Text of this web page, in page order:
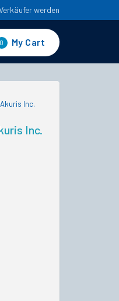
werden
0 My Cart
Inc.